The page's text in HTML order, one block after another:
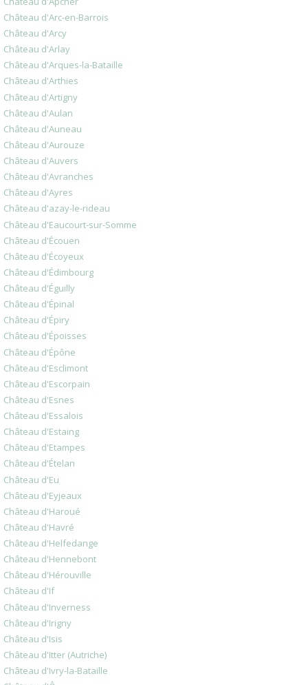
Château d'Arc-en-Barrois
Château d'Arcy
Château d'Arlay
Château d'Arques-la-Bataille
Château d'Arthies
Château d'Artigny
Château d'Aulan
Château d'Auneau
Château d'Aurouze
Château d'Auvers
Château d'Avranches
Château d'Ayres
Château d'azay-le-rideau
Château d'Eaucourt-sur-Somme
Château d'Écouen
Château d'Écoyeux
Château d'Édimbourg
Château d'Éguilly
Château d'Épinal
Château d'Épiry
Château d'Époisses
Château d'Épône
Château d'Esclimont
Château d'Escorpain
Château d'Esnes
Château d'Essalois
Château d'Estaing
Château d'Etampes
Château d'Ételan
Château d'Eu
Château d'Eyjeaux
Château d'Haroué
Château d'Havré
Château d'Helfedange
Château d'Hennebont
Château d'Hérouville
Château d'If
Château d'Inverness
Château d'Irigny
Château d'Isis
Château d'Itter (Autriche)
Château d'Ivry-la-Bataille